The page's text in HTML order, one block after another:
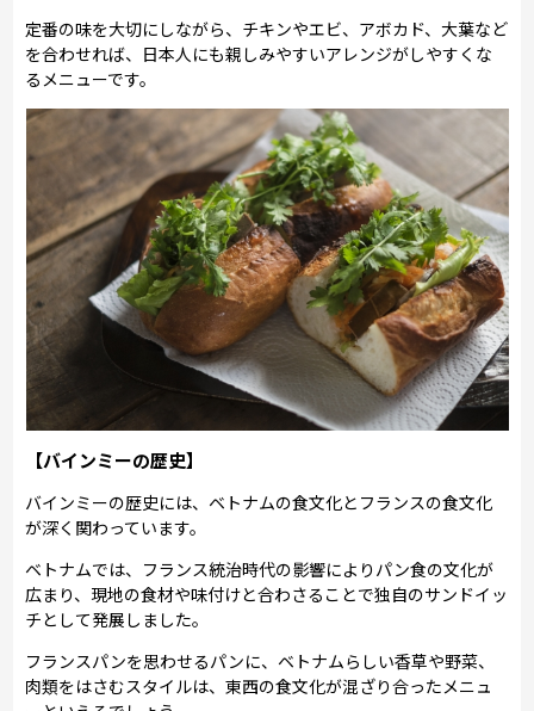
定番の味を大切にしながら、チキンやエビ、アボカド、大葉など
を合わせれば、日本人にも親しみやすいアレンジがしやすくな
るメニューです。
【バインミーの歴史】
バインミーの歴史には、ベトナムの食文化とフランスの食文化
が深く関わっています。
ベトナムでは、フランス統治時代の影響によりパン食の文化が
広まり、現地の食材や味付けと合わさることで独自のサンドイッ
チとして発展しました。
フランスパンを思わせるパンに、ベトナムらしい香草や野菜、
肉類をはさむスタイルは、東西の食文化が混ざり合ったメニュ